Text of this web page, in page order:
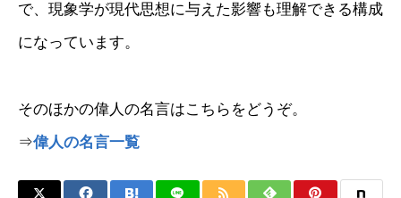
で、現象学が現代思想に与えた影響も理解できる構成
になっています。
そのほかの偉人の名言はこちらをどうぞ。
⇒偉人の名言一覧